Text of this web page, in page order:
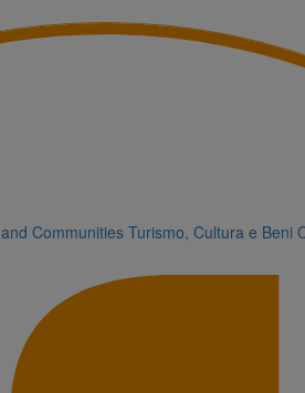
Communities Turismo, Cultura e Beni